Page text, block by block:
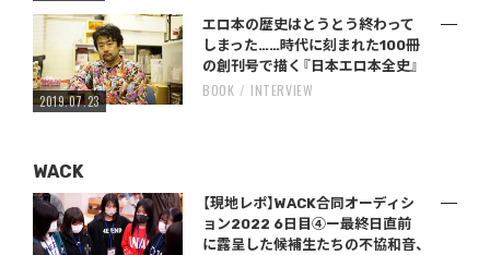
2019.07.23
エロ本の歴史はとうとう終わって
しまった……時代に刻まれた100冊
の創刊号で描く『日本エロ本全史』
BOOK INTERVIEW
WACK
【現地レポ】WACK合同オーディシ
ョン2022 6日目④ー最終日直前
に露呈した候補生たちの不協和音、